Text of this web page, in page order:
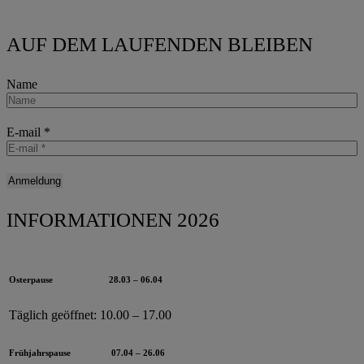
AUF DEM LAUFENDEN BLEIBEN
Name
E-mail *
INFORMATIONEN 2026
Osterpause 28.03 – 06.04
Täglich geöffnet: 10.00 – 17.00
Frühjahrspause 07.04 – 26.06